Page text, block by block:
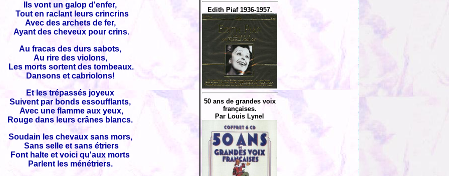
Ils vont un galop d'enfer,
Tout en raclant leurs crincrins
Avec des archets de fer,
Ayant des cheveux pour crins.
Au fracas des durs sabots,
Au rire des violons,
Les morts sortent des tombeaux.
Dansons et cabriolons!
Et les trépassés joyeux
Suivent par bonds essoufflants,
Avec une flamme aux yeux,
Rouge dans leurs crânes blancs.
Soudain les chevaux sans mors,
Sans selle et sans étriers
Font halte et voici qu'aux morts
Parlent les ménétriers.
Edith Piaf 1936-1957.
50 ans de grandes voix
françaises.
Par Louis Lynel